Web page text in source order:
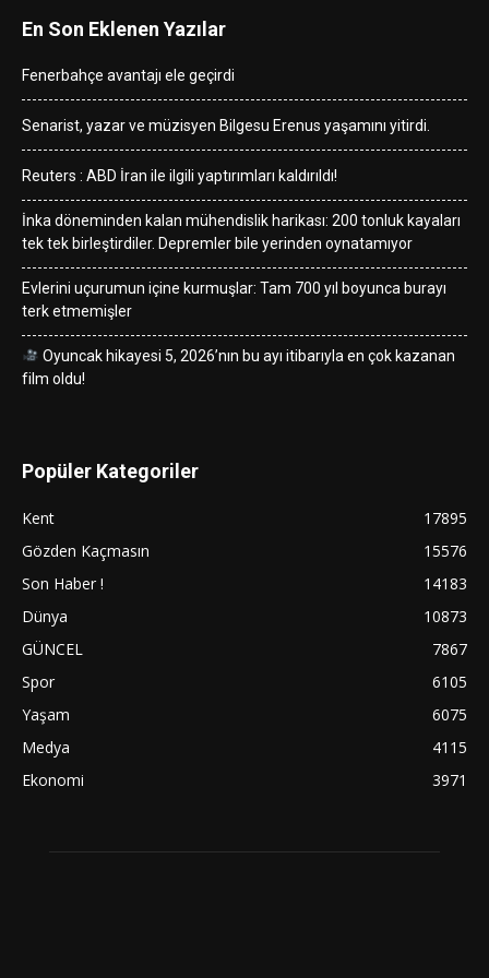
En Son Eklenen Yazılar
Fenerbahçe avantajı ele geçirdi
Senarist, yazar ve müzisyen Bilgesu Erenus yaşamını yitirdi.
Reuters : ABD İran ile ilgili yaptırımları kaldırıldı!
İnka döneminden kalan mühendislik harikası: 200 tonluk kayaları
tek tek birleştirdiler. Depremler bile yerinden oynatamıyor
Evlerini uçurumun içine kurmuşlar: Tam 700 yıl boyunca burayı
terk etmemişler
Oyuncak hikayesi 5, 2026’nın bu ayı itibarıyla en çok kazanan
film oldu!
Popüler Kategoriler
Kent
17895
Gözden Kaçmasın
15576
Son Haber !
14183
Dünya
10873
GÜNCEL
7867
Spor
6105
Yaşam
6075
Medya
4115
Ekonomi
3971